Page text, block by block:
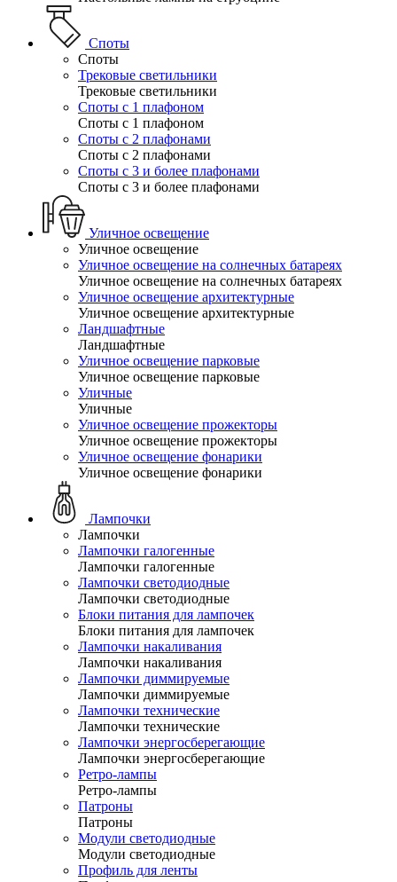
Споты
Споты
Трековые светильники
Трековые светильники
Споты с 1 плафоном
Споты с 1 плафоном
Споты с 2 плафонами
Споты с 2 плафонами
Споты с 3 и более плафонами
Споты с 3 и более плафонами
Уличное освещение
Уличное освещение
Уличное освещение на солнечных батареях
Уличное освещение на солнечных батареях
Уличное освещение архитектурные
Уличное освещение архитектурные
Ландшафтные
Ландшафтные
Уличное освещение парковые
Уличное освещение парковые
Уличные
Уличные
Уличное освещение прожекторы
Уличное освещение прожекторы
Уличное освещение фонарики
Уличное освещение фонарики
Лампочки
Лампочки
Лампочки галогенные
Лампочки галогенные
Лампочки светодиодные
Лампочки светодиодные
Блоки питания для лампочек
Блоки питания для лампочек
Лампочки накаливания
Лампочки накаливания
Лампочки диммируемые
Лампочки диммируемые
Лампочки технические
Лампочки технические
Лампочки энергосберегающие
Лампочки энергосберегающие
Ретро-лампы
Ретро-лампы
Патроны
Патроны
Модули светодиодные
Модули светодиодные
Профиль для ленты